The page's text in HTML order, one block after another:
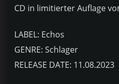
CD in limitierter Auflage
LABEL: Echos
GENRE: Schlager
RELEASE DATE: 11.08.2023